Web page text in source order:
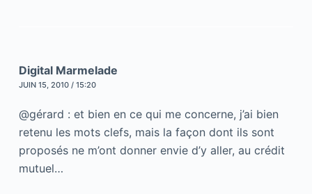
Digital Marmelade
JUIN 15, 2010 / 15:20
@gérard : et bien en ce qui me concerne, j’ai bien
retenu les mots clefs, mais la façon dont ils sont
proposés ne m’ont donner envie d’y aller, au crédit
mutuel…